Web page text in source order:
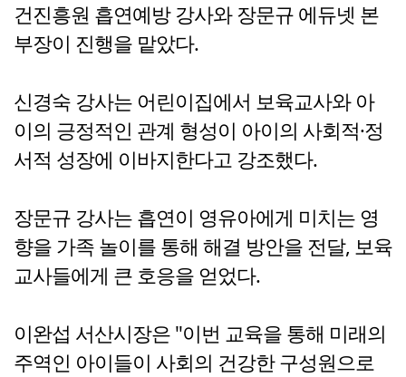
건진흥원 흡연예방 강사와 장문규 에듀넷 본
부장이 진행을 맡았다.
신경숙 강사는 어린이집에서 보육교사와 아
이의 긍정적인 관계 형성이 아이의 사회적·정
서적 성장에 이바지한다고 강조했다.
장문규 강사는 흡연이 영유아에게 미치는 영
향을 가족 놀이를 통해 해결 방안을 전달, 보육
교사들에게 큰 호응을 얻었다.
이완섭 서산시장은 "이번 교육을 통해 미래의
주역인 아이들이 사회의 건강한 구성원으로